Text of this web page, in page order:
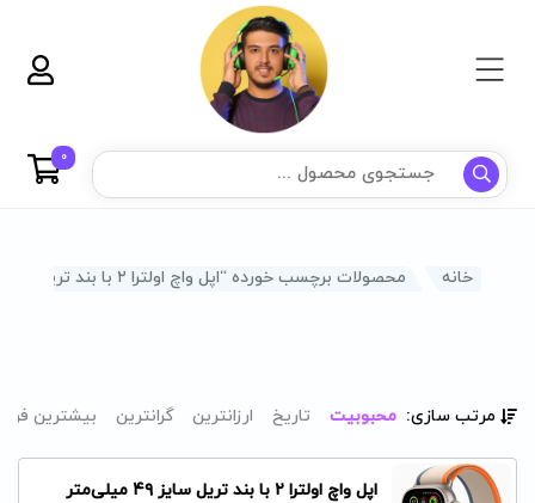
0
خانه محصولات برچسب خورده “اپل واچ اولترا ۲ با بند تریل سایز ۴۹ میلی‌متر گارانتی شرکتی”
مرتب سازی: محبوبیت تاریخ ارزانترین گرانترین بیشترین
اپل واچ اولترا ۲ با بند تریل سایز ۴۹ میلی‌متر